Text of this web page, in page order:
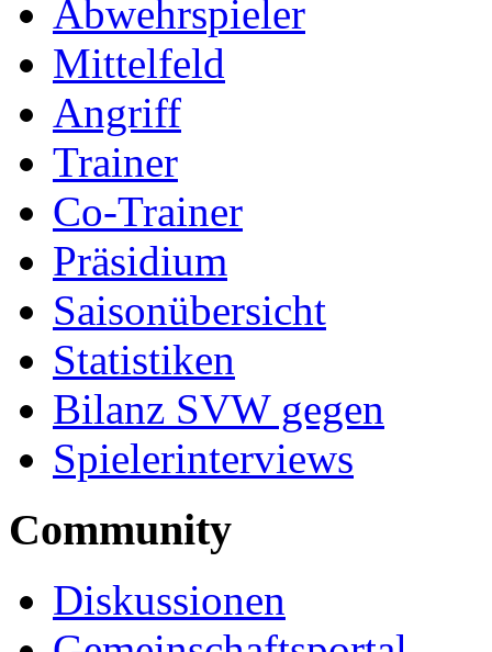
Abwehrspieler
Mittelfeld
Angriff
Trainer
Co-Trainer
Präsidium
Saisonübersicht
Statistiken
Bilanz SVW gegen
Spielerinterviews
Community
Diskussionen